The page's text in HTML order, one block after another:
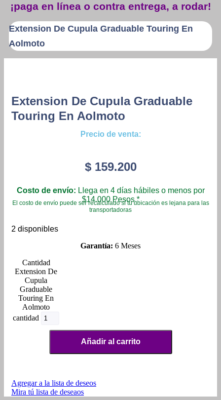
¡paga en línea o contra entrega, a rodar!
Extension De Cupula Graduable Touring En
Aolmoto
Extension De Cupula Graduable
Touring En Aolmoto
Precio de venta:
$159.200
Costo de envío: Llega en 4 días hábiles o menos por
$14.000 Pesos.*
El costo de envío puede ser recalculado si tu ubicación es lejana para las
transportadoras
2 disponibles
Garantía: 6 Meses
Extension De
Cupula
Graduable
Touring En
Aolmoto
cantidad
Añadir al carrito
Agregar a la lista de deseos
Mira tú lista de deseaos